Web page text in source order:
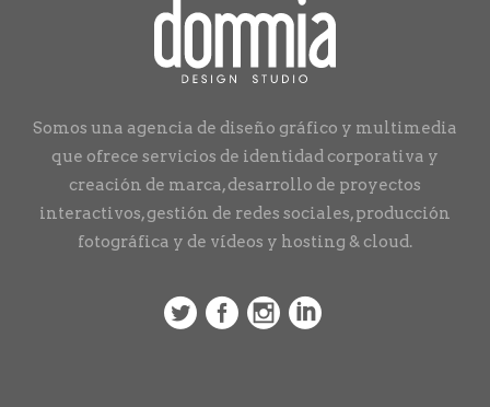
Somos una agencia de diseño gráfico y multimedia
que ofrece servicios de identidad corporativa y
creación de marca, desarrollo de proyectos
interactivos, gestión de redes sociales, producción
fotográfica y de vídeos y hosting & cloud.